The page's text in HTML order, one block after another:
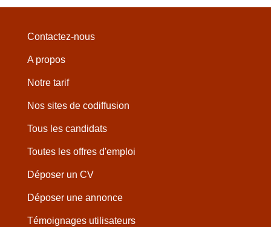
Contactez-nous
A propos
Notre tarif
Nos sites de codiffusion
Tous les candidats
Toutes les offres d'emploi
Déposer un CV
Déposer une annonce
Témoignages utilisateurs